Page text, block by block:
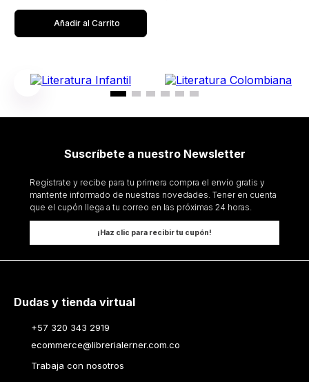
Añadir al Carrito
Suscríbete a nuestro Newsletter
Regístrate y recibe para tu primera compra el envío gratis y
mantente informado de nuestras novedades. Tener en cuenta
que el cupón llega a tu correo en las próximas 24 horas.
¡Haz clic para recibir tu cupón!
Dudas y tienda virtual
+57 320 343 2919
ecommerce@librerialerner.com.co
Trabaja con nosotros